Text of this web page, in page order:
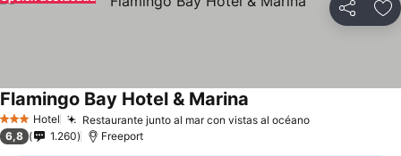
Compartir
3 Estrellas
Hotel Restaurante junto al mar con vistas al océano
Flamingo Bay Hotel & Marina
6,8 1.260 Freeport